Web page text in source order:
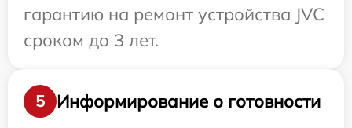
гарантию на ремонт устройства JVC
сроком до 3 лет.
5
Информирование о готовности